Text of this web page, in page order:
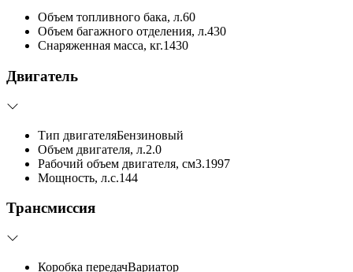
Объем топливного бака, л.60
Объем багажного отделения, л.430
Снаряженная масса, кг.1430
Двигатель
Тип двигателяБензиновый
Объем двигателя, л.2.0
Рабочий объем двигателя, см3.1997
Мощность, л.с.144
Трансмиссия
Коробка передачВариатор